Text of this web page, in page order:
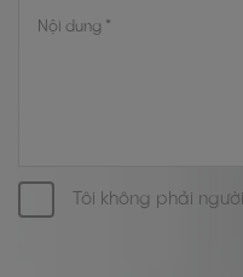
Tôi không phải